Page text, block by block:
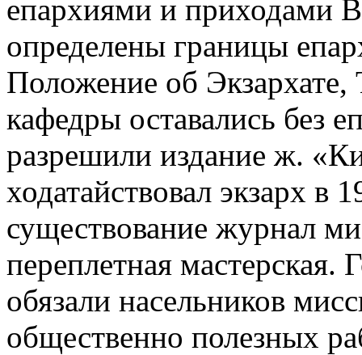
епархиями и приходами
определены границы
Положение об Экзархате,
кафедры оставались без
разрешили издание ж.
ходатайствовал экзарх в
существование журнал
переплетная мастерская.
обязали насельников
общественно полезных